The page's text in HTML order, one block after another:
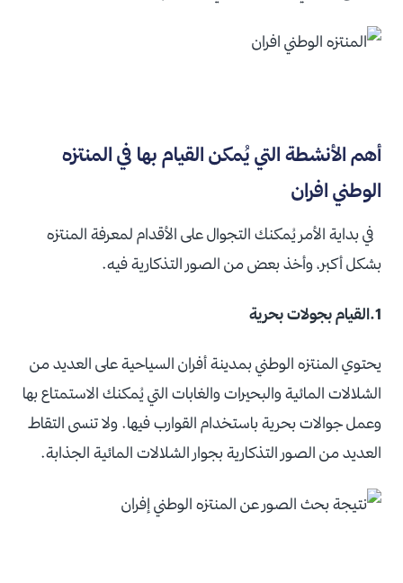
أهم الأنشطة التي يُمكن القيام بها في المنتزه
الوطني افران
في بداية الأمر يُمكنك التجوال على الأقدام لمعرفة المنتزه
بشكل أكبر، وأخذ بعض من الصور التذكارية فيه.
1.القيام بجولات بحرية
يحتوي المنتزه الوطني بمدينة أفران السياحية على العديد من
الشلالات المائية والبحيرات والغابات التي يُمكنك الاستمتاع بها
وعمل جوالات بحرية باستخدام القوارب فيها. ولا تنسى التقاط
العديد من الصور التذكارية بجوار الشلالات المائية الجذابة.